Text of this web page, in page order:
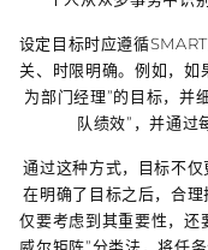
设定目标时应遵循
关、时限明确。例如，如
为部门经理”的目标，并
队绩效”，并通过
通过这种方式，目标不仅
在明确了目标之后，合
仅要考虑到其重要性，还